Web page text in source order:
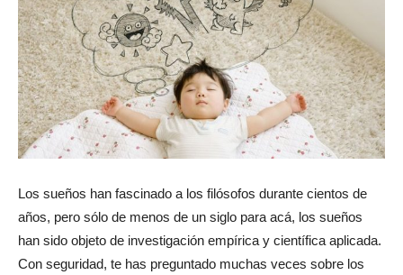
Los sueños han fascinado a los filósofos durante cientos de
años, pero sólo de menos de un siglo para acá, los sueños
han sido objeto de investigación empírica y científica aplicada.
Con seguridad, te has preguntado muchas veces sobre los